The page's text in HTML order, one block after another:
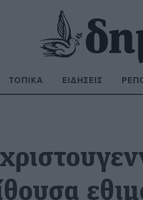
ΤΟΠΙΚΆ ΕΙΔΉΣΕΙΣ